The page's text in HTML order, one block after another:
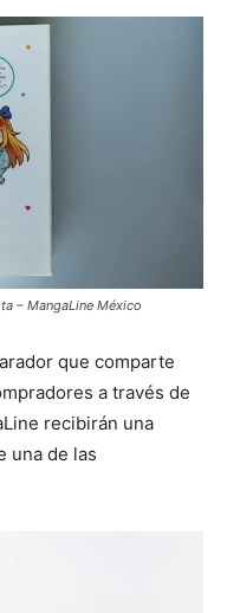
– MangaLine México
que comparte
a través de
recibirán una
una de las